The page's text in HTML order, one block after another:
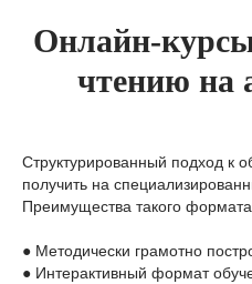
Онлайн-
чтению на
Структурированный подход к
получить на
Преимущества такого
● Методически грамотно
● Интерактивный формат